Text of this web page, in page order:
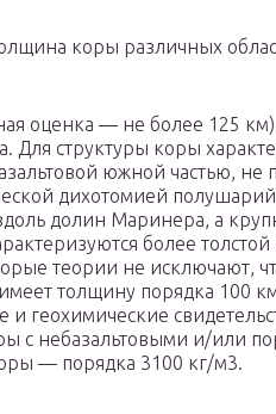
коры различных
оценка — не более 125
Для структуры коры
южной частью, не
дихотомией
долин Маринера, а
более толстой
теории не исключают,
толщину порядка 100
геохимические
с небазальтовыми и/или
— порядка 3100 кг/м3.